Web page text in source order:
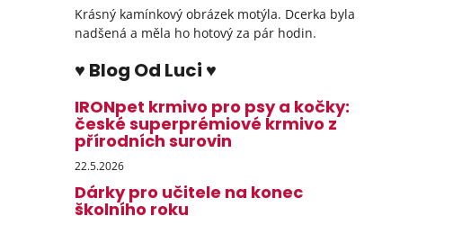
Krásný kamínkový obrázek motýla. Dcerka byla
nadšená a měla ho hotový za pár hodin.
♥ Blog Od Luci ♥
IRONpet krmivo pro psy a kočky:
české superprémiové krmivo z
přírodních surovin
22.5.2026
Dárky pro učitele na konec
školního roku